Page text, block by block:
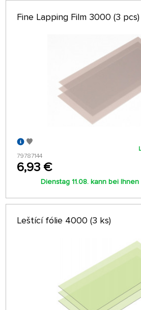
Fine Lapping Film 3000 (3 pcs)
79787144
6,93 €
Dienstag 11.08. kann bei
Leštící fólie 4000 (3 ks)